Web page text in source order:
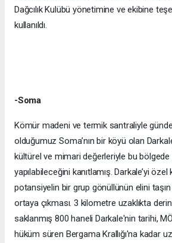
Dağcılık Kulübü yönetimine ve ekibine
kullanıldı.
-Soma
Kömür madeni ve termik santraliyle
olduğumuz Soma’nın bir köyü olan
kültürel ve mimari değerleriyle bu
yapılabileceğini kanıtlamış. Darkale’yi özel
potansiyelin bir grup gönüllünün elini taşın
ortaya çıkması. 3 kilometre uzaklıkta
saklanmış 800 haneli Darkale'nin tarihi,
hüküm süren Bergama Krallığı'na kadar